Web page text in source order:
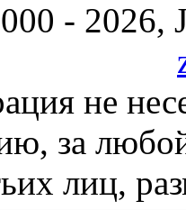
- 2026,
не
за любой
лиц,